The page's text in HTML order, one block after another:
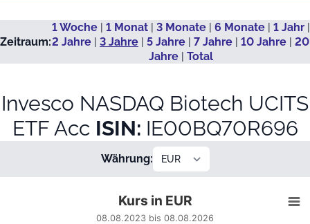
Zeitraum:
1 Woche| 1 Monat| 3 Monate| 6 Monate| 1 Jahr|
2 Jahre | 3 Jahre | 5 Jahre | 7 Jahre | 10 Jahre | 20
Jahre| Total
Invesco NASDAQ Biotech UCITS
ETF Acc ISIN: IE00BQ70R696
Währung:
Line chart with 695 data points.
Kurs in EUR
08.08.2023 bis 08.08.2026